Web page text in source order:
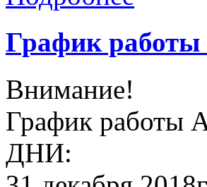
График работы
Внимание!
График
ДНИ: